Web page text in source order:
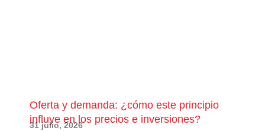
Oferta y demanda: ¿cómo este principio
influye en los precios e inversiones?
31 julio, 2026